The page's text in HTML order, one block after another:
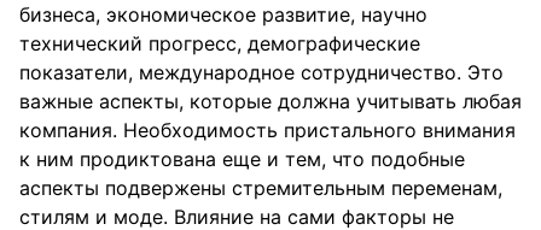
бизнеса, экономическое развитие, научно
технический прогресс, демографические
показатели, международное сотрудничество. Это
важные аспекты, которые должна учитывать любая
компания. Необходимость пристального внимания
к ним продиктована еще и тем, что подобные
аспекты подвержены стремительным переменам,
стилям и моде. Влияние на сами факторы не